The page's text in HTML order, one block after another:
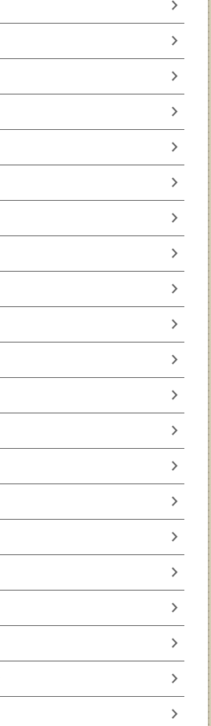
chevron_right
chevron_right
chevron_right
chevron_right
chevron_right
chevron_right
chevron_right
chevron_right
chevron_right
chevron_right
chevron_right
chevron_right
chevron_right
chevron_right
chevron_right
chevron_right
chevron_right
chevron_right
chevron_right
chevron_right
chevron_right